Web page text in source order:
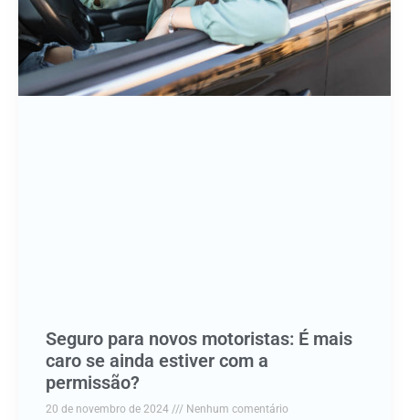
Seguro para novos motoristas: É mais
caro se ainda estiver com a
permissão?
20 de novembro de 2024 Nenhum comentário